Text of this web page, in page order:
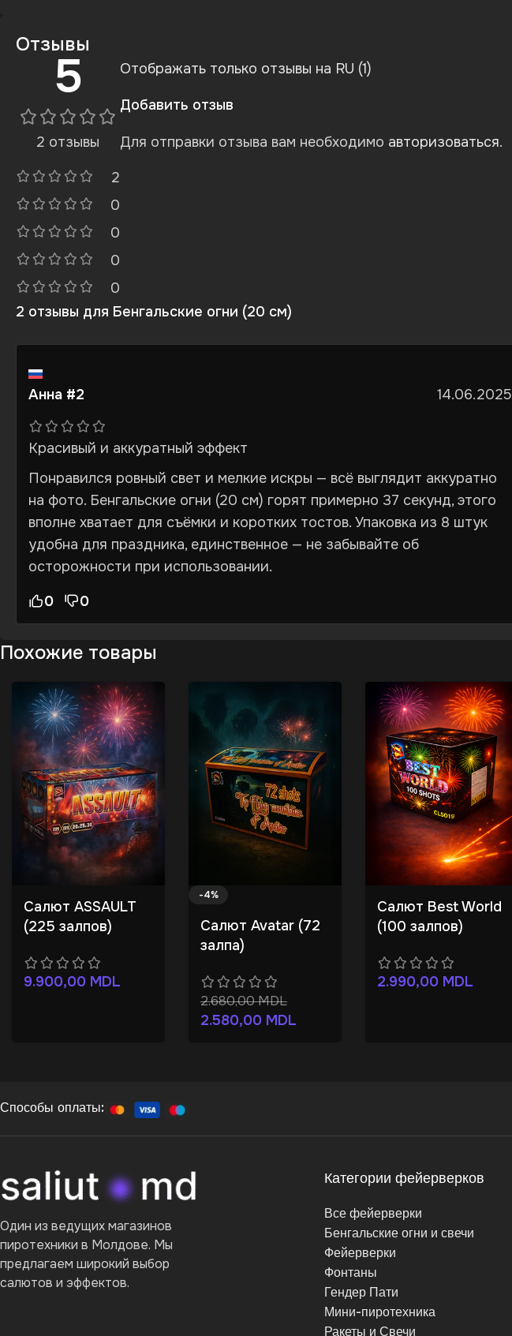
Отзывы
5
2 отзывы
2
0
0
0
0
2 отзывы для Бенгальские огни (20 см)
Анна #2 14.06.2025
Красивый и аккуратный эффект
Понравился ровный свет и мелкие искры — всё выглядит аккуратно
на фото. Бенгальские огни (20 см) горят примерно 37 секунд, этого
вполне хватает для съёмки и коротких тостов. Упаковка из 8 штук
удобна для праздника, единственное — не забывайте об
осторожности при использовании.
0 0
Отображать только отзывы на RU (1)
Добавить отзыв
Для отправки отзыва вам необходимо авторизоваться.
Похожие товары
Салют ASSAULT
(225 залпов)
9.900,00 MDL
-4%
Салют Avatar (72
залпа)
2.680,00MDL
2.580,00 MDL
Салют Best World
(100 залпов)
2.990,00 MDL
Способы оплаты:
Один из ведущих магазинов
пиротехники в Молдове. Мы
предлагаем широкий выбор
салютов и эффектов.
Категории фейерверков
Все фейерверки
Бенгальские огни и свечи
Фейерверки
Фонтаны
Гендер Пати
Мини-пиротехника
Ракеты и Свечи